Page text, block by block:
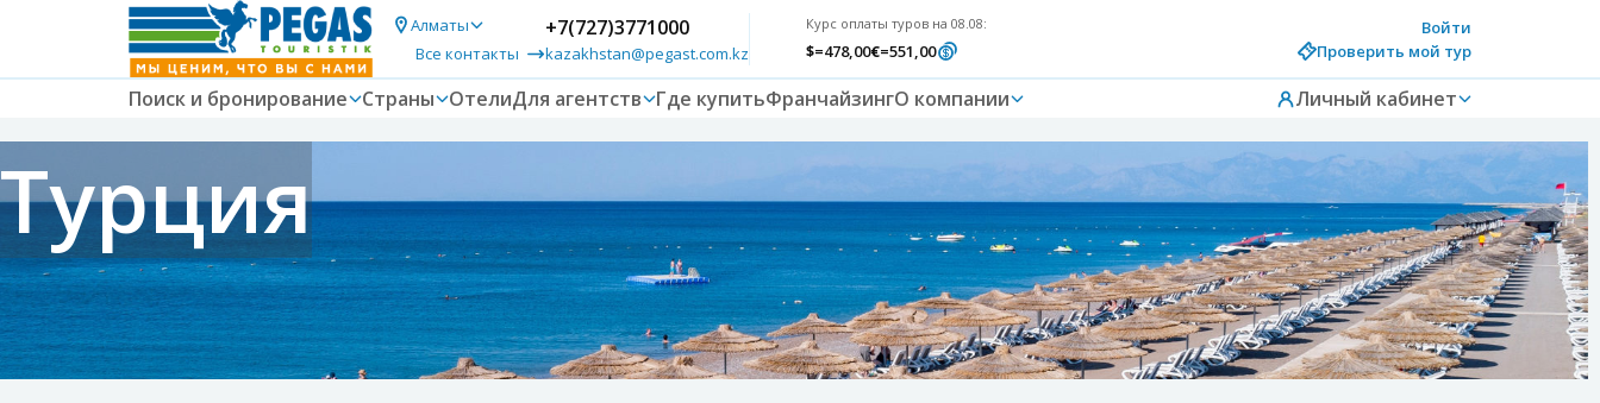
Алматы
Все контакты
+7(727)3771000
kazakhstan@pegast.com.kz
Курс оплаты туров на 08.08:
$=478,00€=551,00
Войти
Проверить мой тур
Поиск и бронирование Страны ОтелиДля агентств Где купитьФранчайзингО компании Личный кабинет
Турция